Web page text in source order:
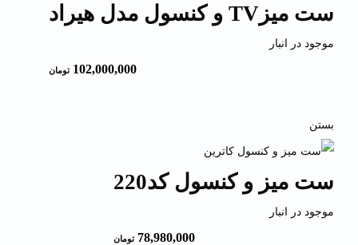
ست میزTV و کنسول مدل هیراد
موجود در انبار
102,000,000 تومان
بستن
ست میز و کنسول کد220
موجود در انبار
78,980,000 تومان